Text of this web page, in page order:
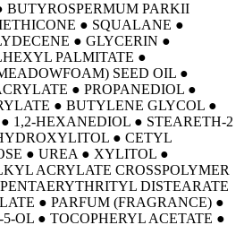
BUTYROSPERMUM PARKII
● SQUALANE ●
● GLYCERIN ●
PALMITATE ●
SEED OIL ●
● PROPANEDIOL ●
● BUTYLENE GLYCOL ●
1,2-HEXANEDIOL ● STEARETH-2
● CETYL
● UREA ● XYLITOL ●
ACRYLATE CROSSPOLYMER
DISTEARATE
● PARFUM (FRAGRANCE) ●
OL ● TOCOPHERYL ACETATE ●